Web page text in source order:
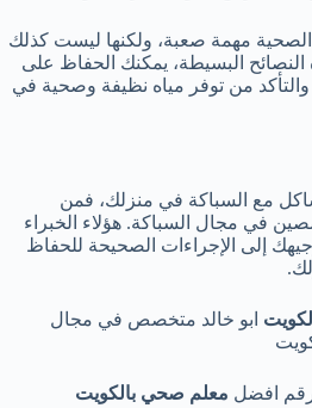
مهمة صعبة، ولكنها ليست كذلك
النصائح البسيطة، يمكنك الحفاظ على
من توفر مياه نظيفة وصحية في
مع السباكة في منزلك، فمن
في مجال السباكة. هؤلاء الخبراء
إلى الإجراءات الصحيحة للحفاظ
ابو خالد متخصص في مجال
رقم افضل معلم صحي بالكويت